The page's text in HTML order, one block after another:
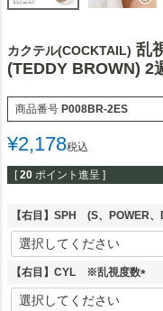
カクテル(COCKTAIL) 乱
(TEDDY BROWN) 2
商品番号 P008BR-2ES
¥2,178税込
[ 20 ポイント進呈 ]
【右目】SPH (S、POWER
【右目】CYL ※乱視度数
(